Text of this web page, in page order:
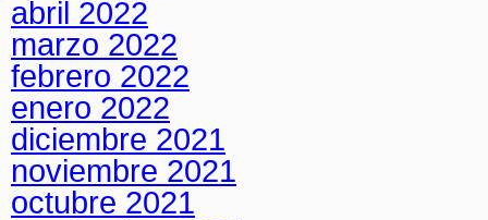
abril 2022
marzo 2022
febrero 2022
enero 2022
diciembre 2021
noviembre 2021
octubre 2021